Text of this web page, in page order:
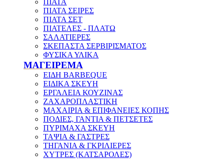
ΠΙΑΤΑ
ΠΙΑΤΑ ΣΕΙΡΕΣ
ΠΙΑΤΑ ΣΕΤ
ΠΙΑΤΕΛΕΣ - ΠΛΑΤΩ
ΣΑΛΑΤΙΕΡΕΣ
ΣΚΕΠΑΣΤΑ ΣΕΡΒΙΡΙΣΜΑΤΟΣ
ΦΥΣΙΚΑ ΥΛΙΚΑ
ΜΑΓΕΙΡΕΜΑ
ΕΙΔΗ BARBEQUE
ΕΙΔΙΚΑ ΣΚΕΥΗ
ΕΡΓΑΛΕΙΑ ΚΟΥΖΙΝΑΣ
ΖΑΧΑΡΟΠΛΑΣΤΙΚΗ
ΜΑΧΑΙΡΙΑ & ΕΠΙΦΑΝΕΙΕΣ ΚΟΠΗΣ
ΠΟΔΙΕΣ, ΓΑΝΤΙΑ & ΠΕΤΣΕΤΕΣ
ΠΥΡΙΜΑΧΑ ΣΚΕΥΗ
ΤΑΨΙΑ & ΓΑΣΤΡΕΣ
ΤΗΓΑΝΙΑ & ΓΚΡΙΛΙΕΡΕΣ
ΧΥΤΡΕΣ (ΚΑΤΣΑΡΟΛΕΣ)